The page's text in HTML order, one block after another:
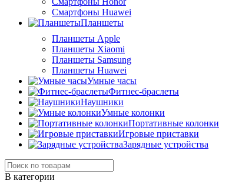
Смартфоны Huawei
Планшеты
Планшеты Apple
Планшеты Xiaomi
Планшеты Samsung
Планшеты Huawei
Умные часы
Фитнес-браслеты
Наушники
Умные колонки
Портативные колонки
Игровые приставки
Зарядные устройства
В категории